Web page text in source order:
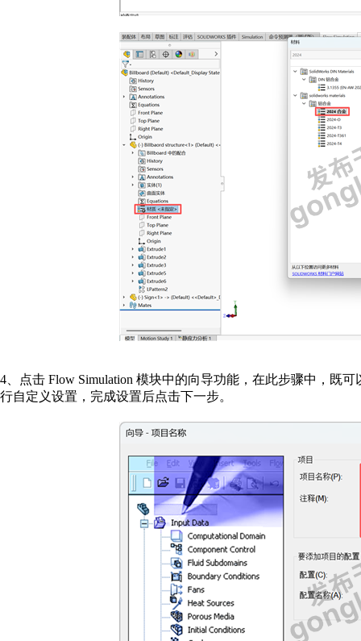
4 点击 Flow Simulation 模块中的向导功能，在此步骤中，既
行自定义设置，完成设置后点击下一步。